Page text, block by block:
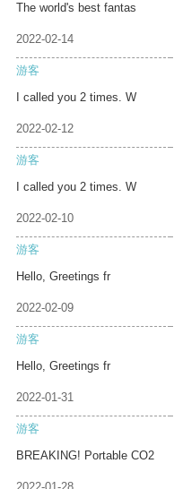
The world's best fantas
2022-02-14
游客
I called you 2 times. W
2022-02-12
游客
I called you 2 times. W
2022-02-10
游客
Hello, Greetings fr
2022-02-09
游客
Hello, Greetings fr
2022-01-31
游客
BREAKING! Portable CO2